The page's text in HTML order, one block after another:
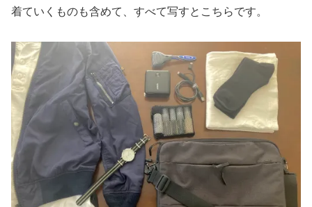
着ていくものも含めて、すべて写すとこちらです。